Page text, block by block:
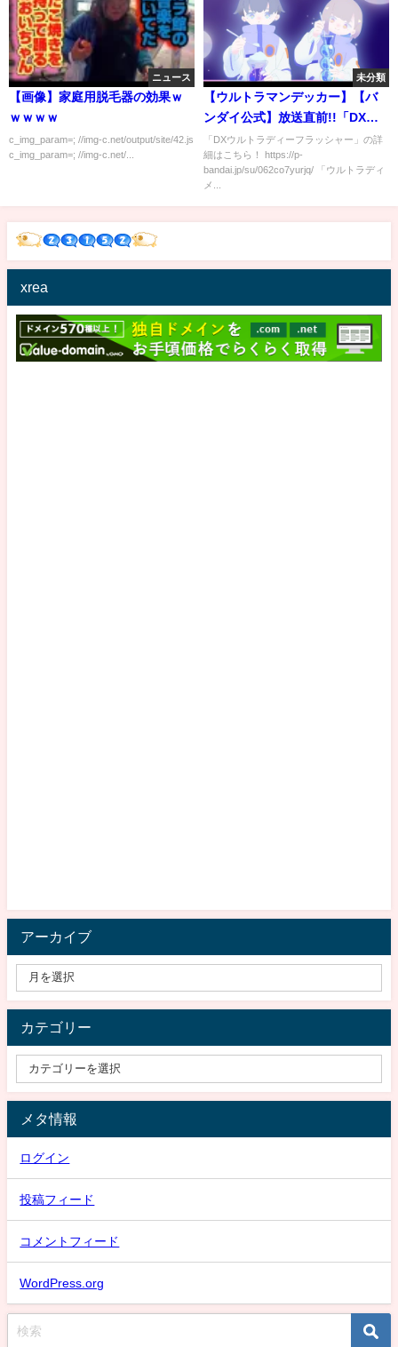
ニュース
【画像】家庭用脱毛器の効果ｗ
ｗｗｗｗ
c_img_param=; //img-c.net/output/site/42.js
c_img_param=; //img-c.net/...
未分類
【ウルトラマンデッカー】【バ
ンダイ公式】放送直前!!「DXウ
ルトラディーフラッシャー」を
中心とした『ウルトラマンデッ
カー』の最新商品を徹底紹介!!
「DXウルトラディーフラッシャー」の詳
細はこちら！ https://p-
bandai.jp/su/062co7yurjq/ 「ウルトラディ
メ...
xrea
アーカイブ
カテゴリー
メタ情報
ログイン
投稿フィード
コメントフィード
WordPress.org